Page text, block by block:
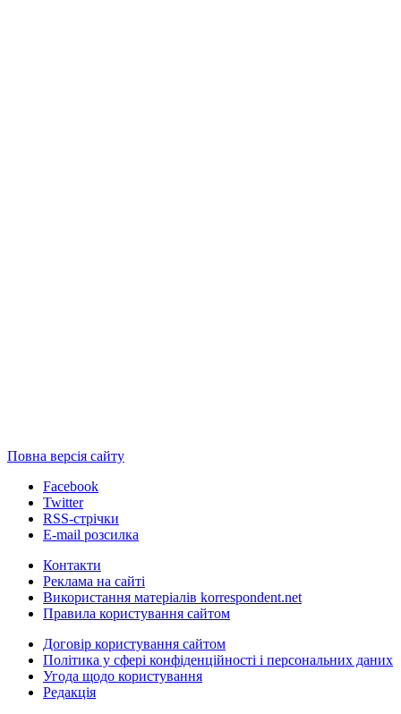
Повна версія сайту
Facebook
Twitter
RSS-стрічки
E-mail розсилка
Контакти
Реклама на сайті
Використання матеріалів korrespondent.net
Правила користування сайтом
Договір користування сайтом
Політика у сфері конфіденційності і персональних даних
Угода щодо користування
Редакція